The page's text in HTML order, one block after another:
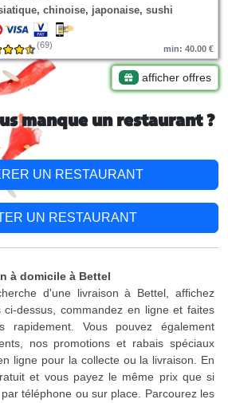
chinoise, japonaise, sushi
(69) min: 40.00 €
afficher offres
manque un restaurant ?
UN RESTAURANT
UN RESTAURANT
à domicile à Bettel
d'une livraison à Bettel, affichez
ci-dessus, commandez en ligne et faites
rapidement. Vous pouvez également
nos promotions et rabais spéciaux
ligne pour la collecte ou la livraison. En
et vous payez le même prix que si
téléphone ou sur place. Parcourez les